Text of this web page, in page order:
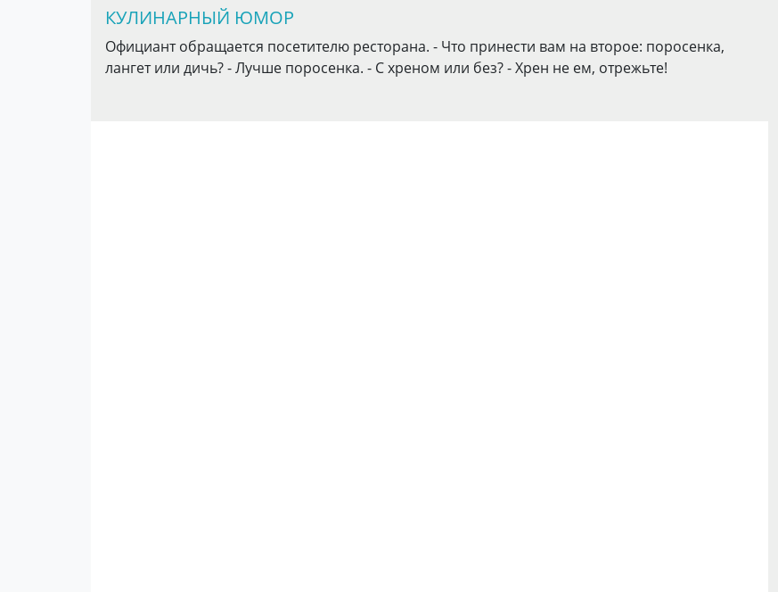
КУЛИНАРНЫЙ ЮМОР
Официант обращается посетителю ресторана. - Что принести вам на второе: поросенка,
лангет или дичь? - Лучше поросенка. - С хреном или без? - Хрен не ем, отрежьте!